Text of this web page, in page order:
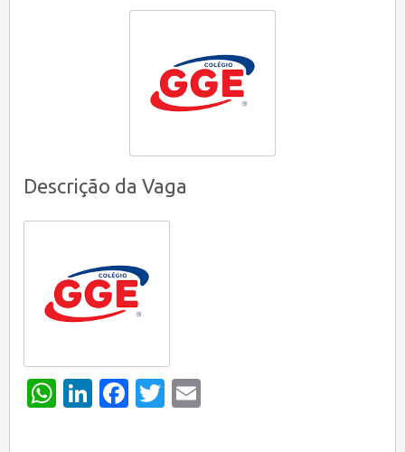
Descrição da Vaga
WhatsApp
LinkedIn
Facebook
Twitter